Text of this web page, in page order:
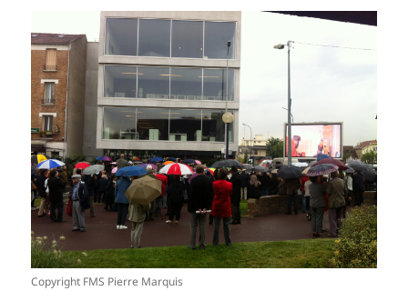
Copyright FMS Pierre Marquis